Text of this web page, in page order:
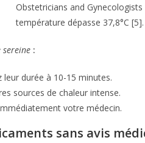
Obstetricians and
température dépasse 37,8°C [5].
sereine :
durée à 10-15 minutes.
sources de chaleur intense.
votre médecin.
sans avis